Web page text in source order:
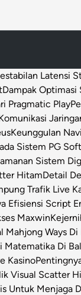
Latensi
Dampak Optimasi
Pragmatic Play
Keunggulan
Sistem PG
Sistem
HitamDetail
Trafik Live
Efisiensi Script
Maxwin
Mahjong Ways
Matematika Di
Kasino
Visual Scatter
Untuk Menjaga